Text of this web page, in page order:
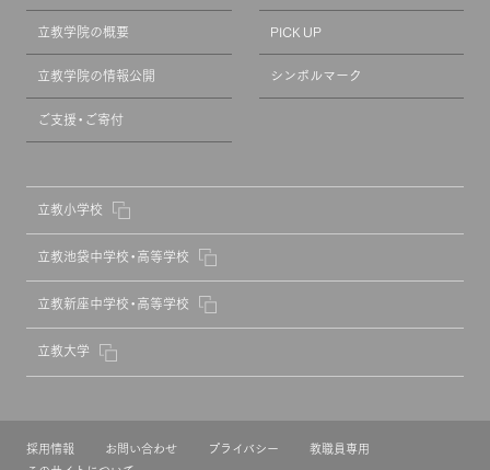
立教学院の概要 PICK UP
立教学院の情報公開 シンボルマーク
ご支援・ご寄付
立教小学校
立教池袋中学校・高等学校
立教新座中学校・高等学校
立教大学
採用情報 お問い合わせ プライバシー
教職員専用